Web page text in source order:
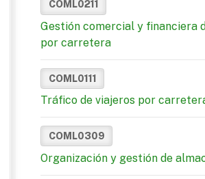
COML0211
Gestión comercial y financiera
por carretera
COML0111
Tráfico de viajeros por
COML0309
Organización y gestión de